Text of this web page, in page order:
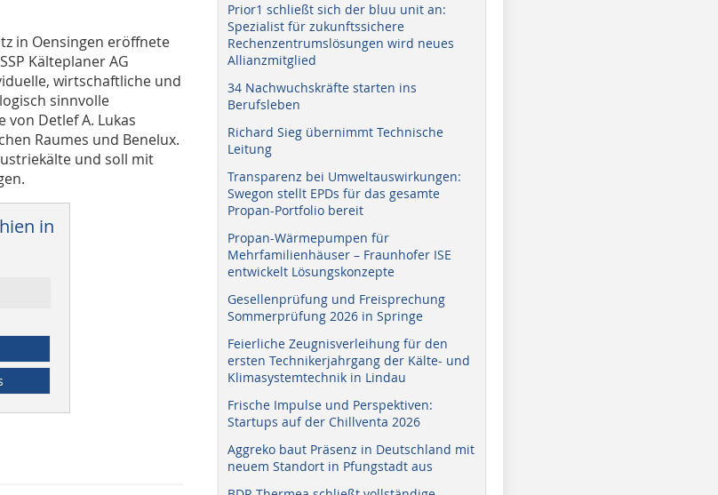
in Oensingen eröffnete
Kälteplaner AG
wirtschaftliche und
sinnvolle
von Detlef A. Lukas
Raumes und Benelux.
und soll mit
in
Prior1 schließt sich der bluu unit an:
Spezialist für zukunftssichere
Rechenzentrumslösungen wird neues
Allianzmitglied
34 Nachwuchskräfte starten ins
Berufsleben
Richard Sieg übernimmt Technische
Leitung
Transparenz bei Umweltauswirkungen:
Swegon stellt EPDs für das gesamte
Propan-Portfolio bereit
Propan-Wärmepumpen für
Mehrfamilienhäuser – Fraunhofer ISE
entwickelt Lösungskonzepte
Gesellenprüfung und Freisprechung
Sommerprüfung 2026 in Springe
Feierliche Zeugnisverleihung für den
ersten Technikerjahrgang der Kälte- und
Klimasystemtechnik in Lindau
Frische Impulse und Perspektiven:
Startups auf der Chillventa 2026
Aggreko baut Präsenz in Deutschland mit
neuem Standort in Pfungstadt aus